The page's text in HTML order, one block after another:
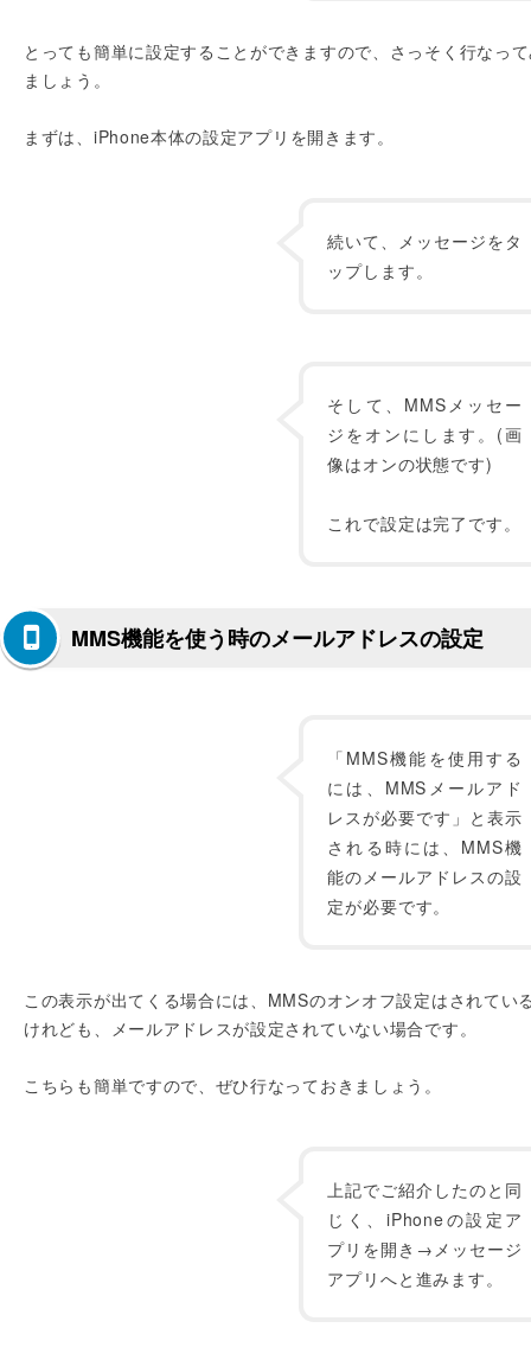
とっても簡単に設定することができますので、さっそく行なっ
ましょう。
まずは、iPhone本体の設定アプリを開きます。
続いて、メッセージをタ
ップします。
そして、MMSメッセー
ジをオンにします。(画
像はオンの状態です)
これで設定は完了です。
MMS機能を使う時のメールアドレスの設定
「MMS機能を使用する
には、MMSメールアド
レスが必要です」と表示
される時には、MMS機
能のメールアドレスの設
定が必要です。
この表示が出てくる場合には、MMSのオンオフ設定はされてい
けれども、メールアドレスが設定されていない場合です。
こちらも簡単ですので、ぜひ行なっておきましょう。
上記でご紹介したのと同
じく、iPhoneの設定ア
プリを開き→メッセージ
アプリへと進みます。